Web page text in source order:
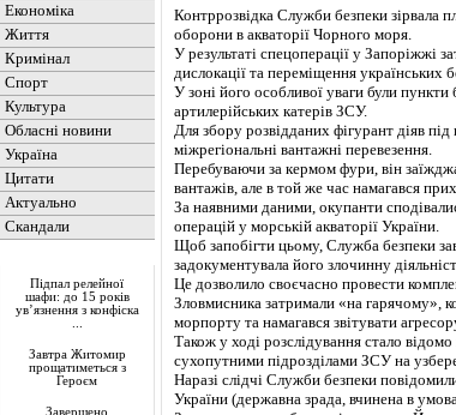
Економіка
Життя
Кримінал
Спорт
Культура
Обласні новини
Україна
Цитати
Актуально
Скандали
Підпал релейної
шафи: до 15 років
ув’язнення з конфіска
Завтра Житомир
прощатиметься з
Героєм
Завершено
Контррозвідка Служби безпеки зірвала
оборони в акваторії Чорного моря.
У результаті спецоперації у Запоріжжі
дислокації та переміщення українських
У зоні його особливої уваги були
артилерійських катерів ЗСУ.
Для збору розвідданих фігурант діяв
міжрегіональні вантажні перевезення.
Перебуваючи за кермом фури, він
вантажів, але в той же час намагався
За наявними даними, окупанти
операцій у морській акваторії України.
Щоб запобігти цьому, Служба безпеки
задокументувала його злочинну
Це дозволило своєчасно провести
Зловмисника затримали «на гарячому»,
морпорту та намагався звітувати
Також у ході розслідування стало
сухопутними підрозділами ЗСУ на
Наразі слідчі Служби безпеки
України (державна зрада, вчинена в